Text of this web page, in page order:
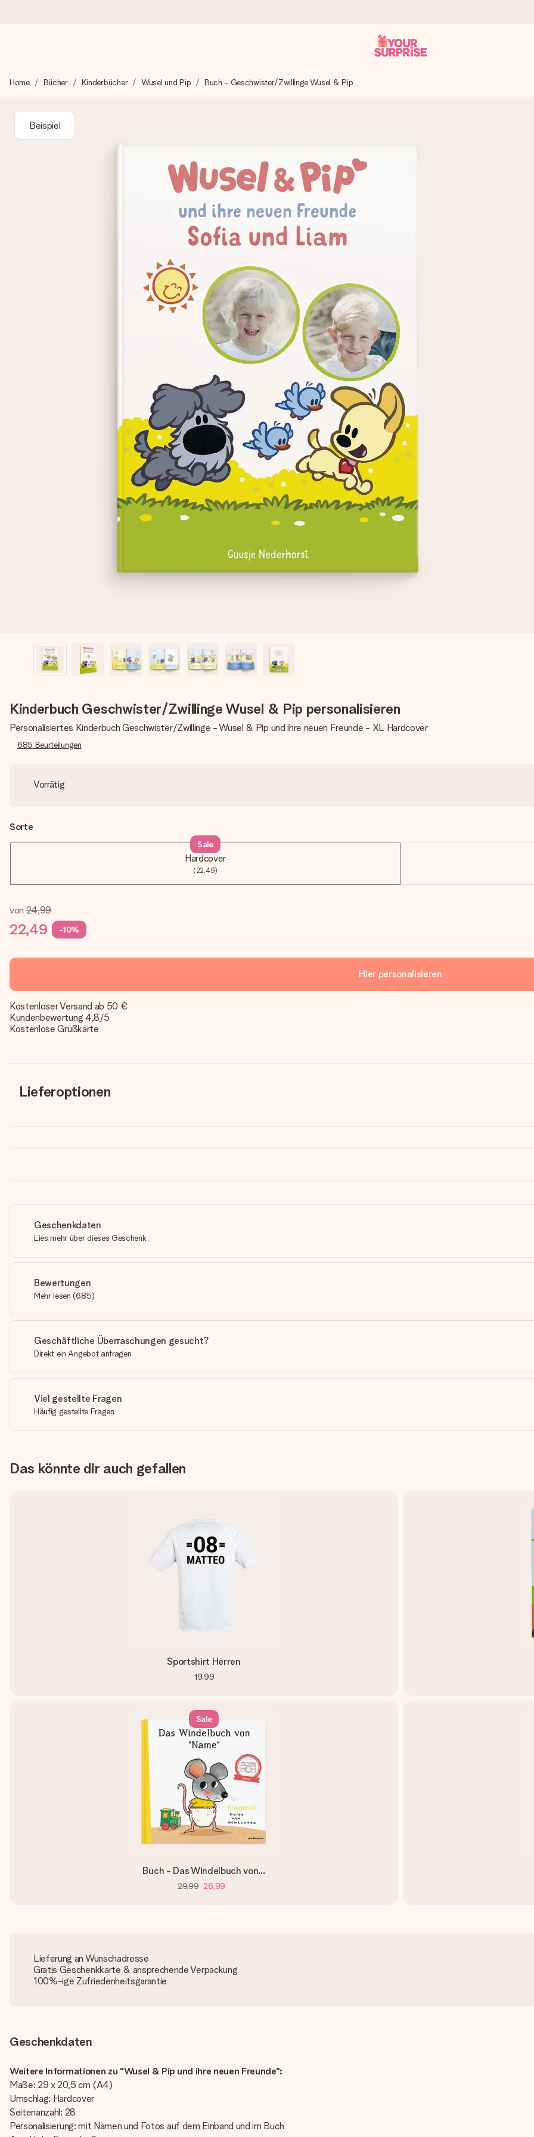
Wir bereiten dein Geschenk sorgfältig vor und schicken es blitzschnell – damit du es genau zum richtigen Zeitpunkt überreichen
4,8 (basierend auf +15.000 Bewertungen)
Unsere Geschenke begeistern. Kunden bewerten uns mit 4,8 bei Google Reviews (Gesamtergebnis aller Länder, in die wir
Home Bücher Kinderbücher Wusel und Pip Buch - Geschwister/Zwillinge Wusel & Pip
Beispiel
Kinderbuch Geschwister/Zwillinge Wusel & Pip personalisieren
Personalisiertes Kinderbuch Geschwister/Zwillinge - Wusel & Pip und ihre neuen Freunde - XL Hardcover
685 Beurteilungen
Vorrätig
Sorte
Hardcover
(22,49)
Sale
von 24,99
22,49 -10%
Hier personalisieren
Kostenloser Versand ab 50 €
Kundenbewertung 4,8/5
Kostenlose Grußkarte
Lieferoptionen
Geschenkdaten
Lies mehr über dieses Geschenk
Bewertungen
Mehr lesen (685)
Geschäftliche Überraschungen gesucht?
Direkt ein Angebot anfragen
Viel gestellte Fragen
Häufig gestellte Fragen
Das könnte dir auch gefallen
Sportshirt Herren
19,99
Sale
Buch - Das Windelbuch von...
29,99 26,99
Lieferung an Wunschadresse
Gratis Geschenkkarte & ansprechende Verpackung
100%-ige Zufriedenheitsgarantie
Geschenkdaten
Weitere Informationen zu "Wusel & Pip und ihre neuen Freunde":
Maße: 29 x 20,5 cm (A4)
Umschlag: Hardcover
Seitenanzahl: 28
Personalisierung: mit Namen und Fotos auf dem Einband und im Buch